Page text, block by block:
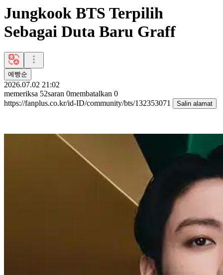
Jungkook BTS Terpilih
Sebagai Duta Baru Graff
예빵순
2026.07.02 21:02
memeriksa 52saran 0membatalkan 0
https://fanplus.co.kr/id-ID/community/bts/132353071
Salin alamat